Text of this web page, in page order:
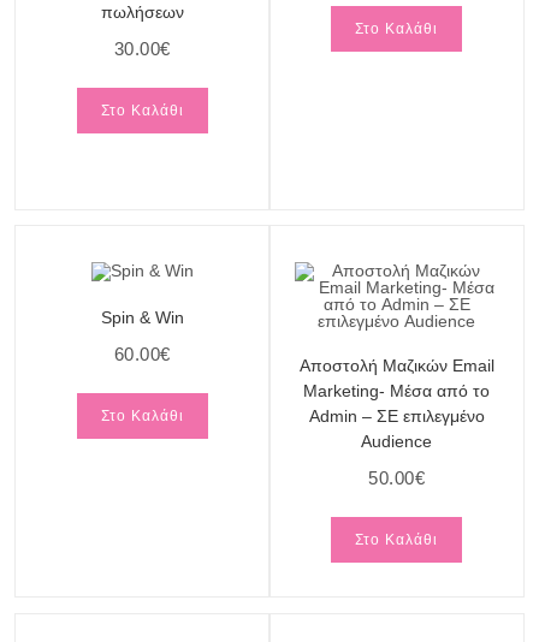
πωλήσεων
30.00€
Στο Καλάθι
Στο Καλάθι
Spin & Win
60.00€
Στο Καλάθι
Αποστολή Μαζικών Email
Marketing- Μέσα από το
Admin – ΣΕ επιλεγμένο
Audience
50.00€
Στο Καλάθι